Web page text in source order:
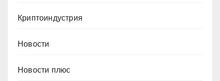
Криптоиндустрия
Новости
Новости плюс